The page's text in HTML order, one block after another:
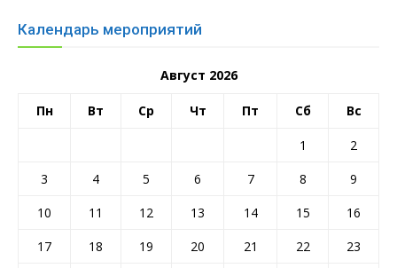
Календарь мероприятий
Август 2026
Пн Вт Ср Чт Пт Сб Вс
1
2
3
4 5 6 7 8
9
10
11 12 13 14 15
16
17
18 19 20 21 22
23